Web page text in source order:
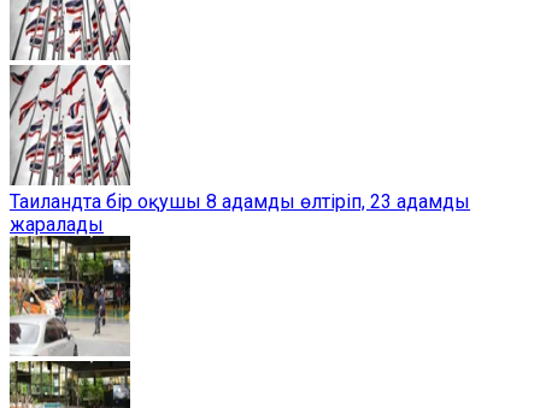
Таиландта бір оқушы 8 адамды өлтіріп, 23 адамды
жаралады